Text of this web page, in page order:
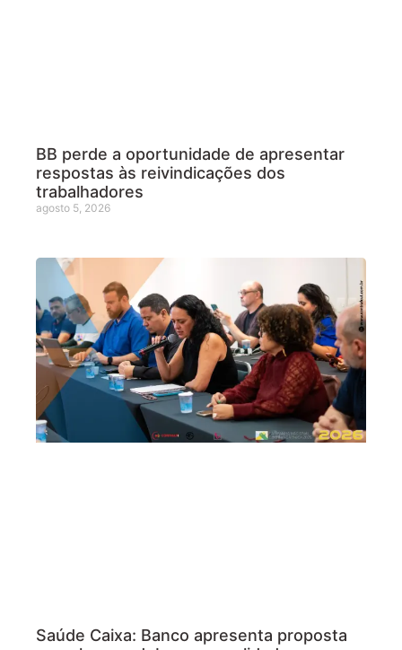
BB perde a oportunidade de apresentar
respostas às reivindicações dos
trabalhadores
agosto 5, 2026
Saúde Caixa: Banco apresenta proposta